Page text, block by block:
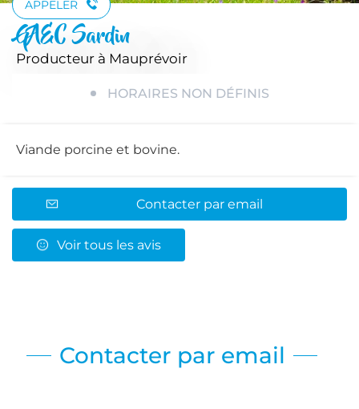
APPELER
GAEC Sardin
Producteur à Mauprévoir
HORAIRES NON DÉFINIS
Viande porcine et bovine.
Contacter par email
Voir tous les avis
Contacter par email